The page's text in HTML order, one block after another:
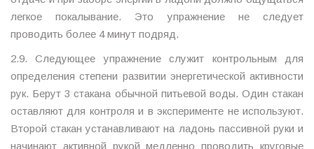
легкое покалывание. Это упражнение не следует
проводить более 4 минут подряд.
2.9. Следующее упражнение служит контрольным для
определения степени развитии энергетической активности
рук. Берут 3 стакана обычной питьевой воды. Один стакан
оставляют для контроля и в эксперименте не используют.
Второй стакан устанавливают на ладонь пассивной руки и
начинают активной рукой медленно проводить круговые